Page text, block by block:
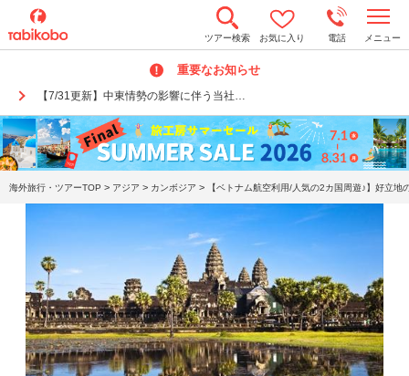
ツアー検索 お気に入り 電話 メニュー
重要なお知らせ
【7/31更新】中東情勢の影響に伴う当社…
o
n
a
v
i
g
a
t
n
海外旅行・ツアーTOP > アジア > カンボジア > 【ベトナム航空利用/人気の2カ国周遊♪】好立